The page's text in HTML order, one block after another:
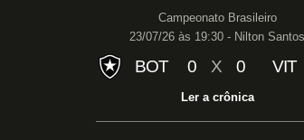
Campeonato Brasileiro
23/07/26 às 19:30 - Nilton Santos
BOT 0 X 0 VIT
Ler a crônica